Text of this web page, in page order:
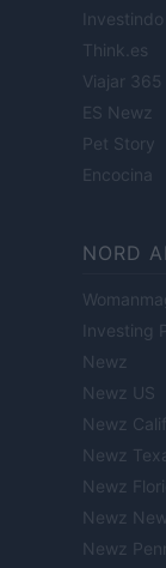
Think.es
Viajar 365
ES Newz
Pet Story
Encocina
NORD
Investing
Newz
Newz US
Newz
Newz
Newz
Newz
Newz